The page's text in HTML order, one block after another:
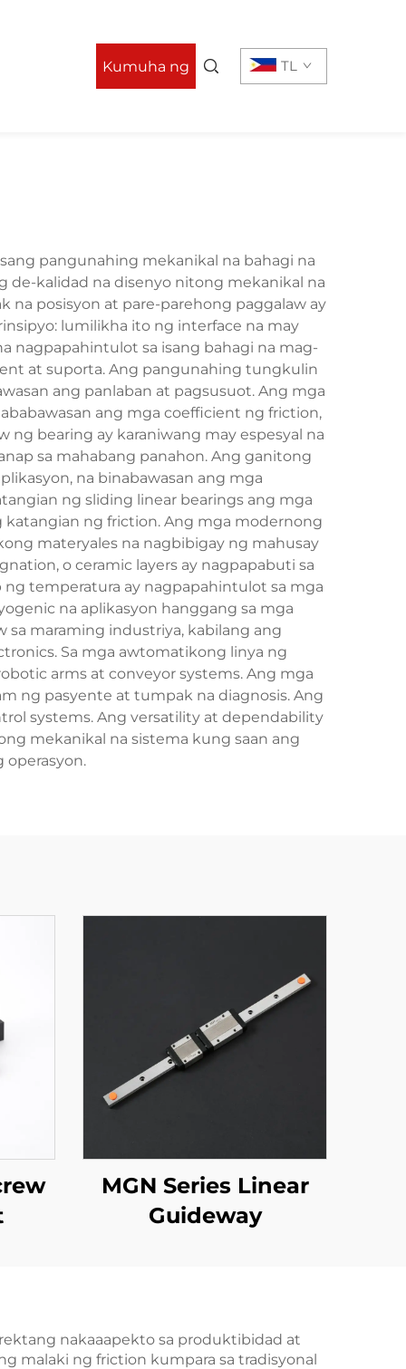
Kumuha ng TL
pangunahing mekanikal na bahagi na
de-kalidad na disenyo nitong mekanikal na
na posisyon at pare-parehong paggalaw ay
lumilikha ito ng interface na may
nagpapahintulot sa isang bahagi na mag-
at suporta. Ang pangunahing tungkulin
ang panlaban at pagsusuot. Ang mga
ang mga coefficient ng friction,
ng bearing ay karaniwang may espesyal na
sa mahabang panahon. Ang ganitong
na binabawasan ang mga
ng sliding linear bearings ang mga
ng friction. Ang mga modernong
materyales na nagbibigay ng mahusay
o ceramic layers ay nagpapabuti sa
temperatura ay nagpapahintulot sa mga
na aplikasyon hanggang sa mga
sa maraming industriya, kabilang ang
Sa mga awtomatikong linya ng
arms at conveyor systems. Ang mga
ng pasyente at tumpak na diagnosis. Ang
systems. Ang versatility at dependability
mekanikal na sistema kung saan ang
operasyon.
MGN Series Linear
Guideway
nakaaapekto sa produktibidad at
malaki ng friction kumpara sa tradisyonal